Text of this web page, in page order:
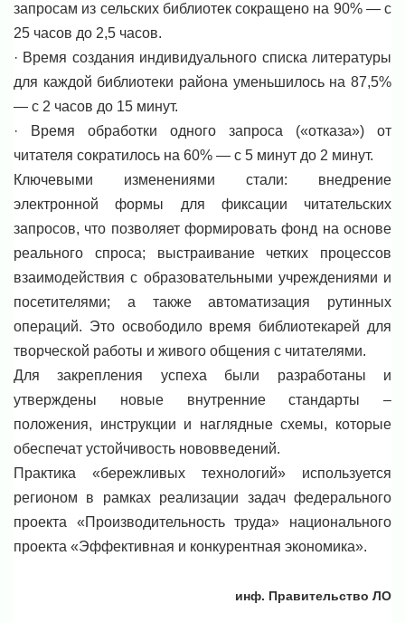
запросам из сельских библиотек сокращено на 90% — с
25 часов до 2,5 часов.
· Время создания индивидуального списка литературы
для каждой библиотеки района уменьшилось на 87,5%
— с 2 часов до 15 минут.
· Время обработки одного запроса («отказа») от
читателя сократилось на 60% — с 5 минут до 2 минут.
Ключевыми изменениями стали: внедрение
электронной формы для фиксации читательских
запросов, что позволяет формировать фонд на основе
реального спроса; выстраивание четких процессов
взаимодействия с образовательными учреждениями и
посетителями; а также автоматизация рутинных
операций. Это освободило время библиотекарей для
творческой работы и живого общения с читателями.
Для закрепления успеха были разработаны и
утверждены новые внутренние стандарты –
положения, инструкции и наглядные схемы, которые
обеспечат устойчивость нововведений.
Практика «бережливых технологий» используется
регионом в рамках реализации задач федерального
проекта «Производительность труда» национального
проекта «Эффективная и конкурентная экономика».
инф. Правительство ЛО